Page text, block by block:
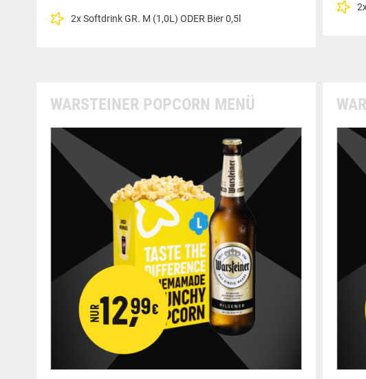
2x Softdrink GR. M (1,0L) ODER Bier 0,5l
WARSTEINER POPCORN MENÜ